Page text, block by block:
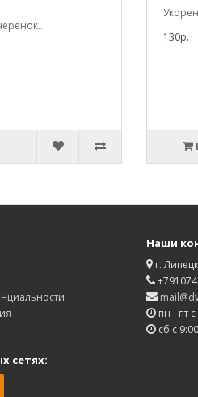
130р.
Наши
г.
пн - пт с
сб с
сетях: